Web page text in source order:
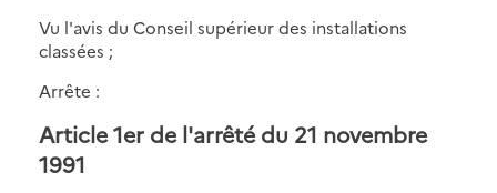
Vu l'avis du Conseil supérieur des installations
classées ;
Arrête :
Article 1er de l'arrêté du 21 novembre
1991